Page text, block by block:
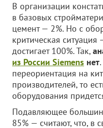
В организации
в базовых
цемент — 2%. Но с
критическая
достигает 100%. Так,
из России Siemens нет
переориентация на
производителей, то
оборудования
Подавляющее
85% — считают, что, в